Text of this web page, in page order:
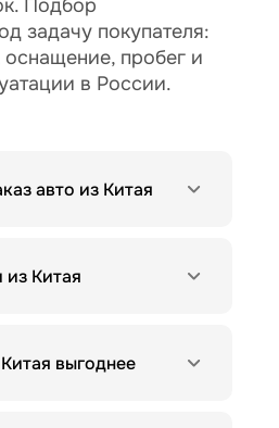
Подбор
задачу покупателя:
пробег и
в России.
авто из Китая
Китая
выгоднее